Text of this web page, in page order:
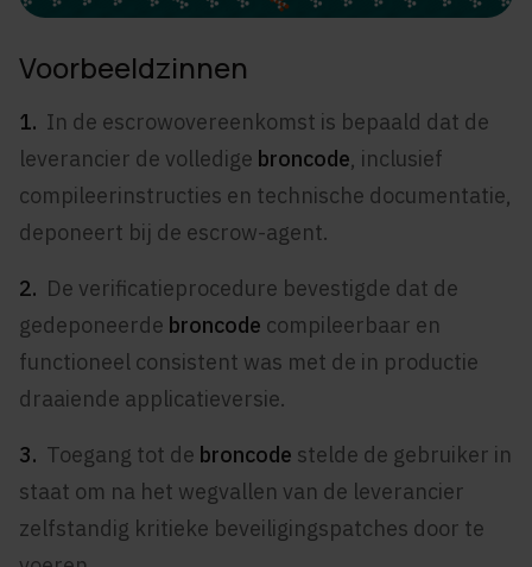
Voorbeeldzinnen
1. In de escrowovereenkomst is bepaald dat de
leverancier de volledige broncode, inclusief
compileerinstructies en technische documentatie,
deponeert bij de escrow-agent.
2. De verificatieprocedure bevestigde dat de
gedeponeerde broncode compileerbaar en
functioneel consistent was met de in productie
draaiende applicatieversie.
3. Toegang tot de broncode stelde de gebruiker in
staat om na het wegvallen van de leverancier
zelfstandig kritieke beveiligingspatches door te